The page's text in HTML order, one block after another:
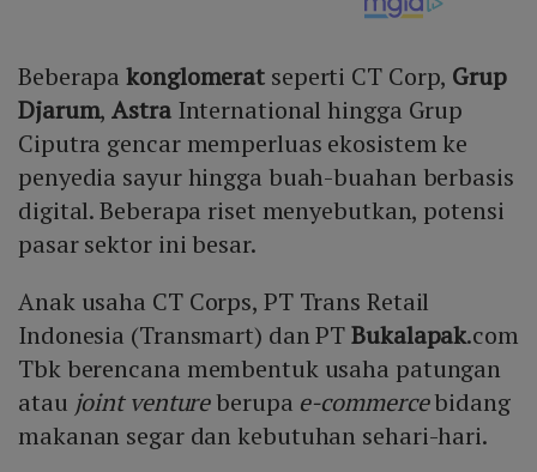
Beberapakonglomerat seperti CT Corp, Grup
Djarum,AstraInternational hingga Grup
Ciputra gencar memperluas ekosistem ke
penyedia sayur hingga buah-buahan berbasis
digital. Beberapa riset menyebutkan, potensi
pasar sektor ini besar.
Anak usaha CT Corps, PT Trans Retail
Indonesia (Transmart) dan PTBukalapak.com
Tbk berencana membentuk usaha patungan
atau joint ventureberupa e-commercebidang
makanan segar dan kebutuhan sehari-hari.